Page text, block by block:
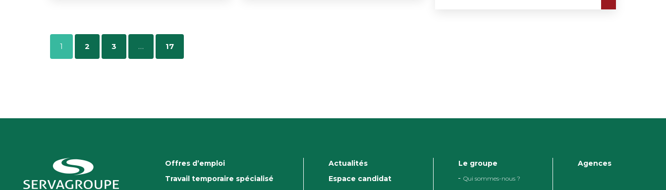
1 2 3 … 17
Offres d’emploi
Travail temporaire spécialisé
Actualités
Espace candidat
Le groupe
Qui sommes-nous ?
Agences